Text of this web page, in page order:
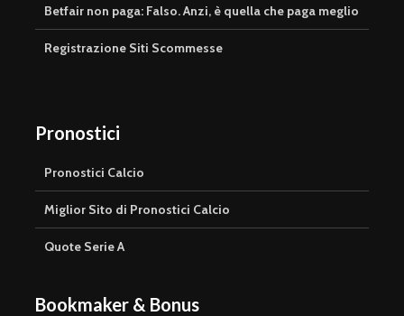
Betfair non paga: Falso. Anzi, è quella che paga meglio
Registrazione Siti Scommesse
Pronostici
Pronostici Calcio
Miglior Sito di Pronostici Calcio
Quote Serie A
Bookmaker & Bonus